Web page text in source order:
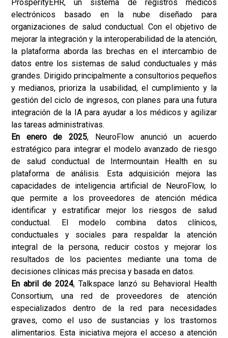
ProsperityEHR, un sistema de registros médicos
electrónicos basado en la nube diseñado para
organizaciones de salud conductual. Con el objetivo de
mejorar la integración y la interoperabilidad de la atención,
la plataforma aborda las brechas en el intercambio de
datos entre los sistemas de salud conductuales y más
grandes. Dirigido principalmente a consultorios pequeños
y medianos, prioriza la usabilidad, el cumplimiento y la
gestión del ciclo de ingresos, con planes para una futura
integración de la IA para ayudar a los médicos y agilizar
las tareas administrativas.
En enero de 2025, NeuroFlow anunció un acuerdo
estratégico para integrar el modelo avanzado de riesgo
de salud conductual de Intermountain Health en su
plataforma de análisis. Esta adquisición mejora las
capacidades de inteligencia artificial de NeuroFlow, lo
que permite a los proveedores de atención médica
identificar y estratificar mejor los riesgos de salud
conductual. El modelo combina datos clínicos,
conductuales y sociales para respaldar la atención
integral de la persona, reducir costos y mejorar los
resultados de los pacientes mediante una toma de
decisiones clínicas más precisa y basada en datos.
En abril de 2024, Talkspace lanzó su Behavioral Health
Consortium, una red de proveedores de atención
especializados dentro de la red para necesidades
graves, como el uso de sustancias y los trastornos
alimentarios. Esta iniciativa mejora el acceso a atención